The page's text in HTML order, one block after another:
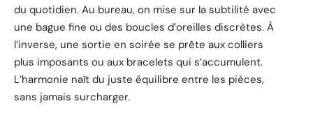
du quotidien. Au bureau, on mise sur la subtilité avec
une bague fine ou des boucles d’oreilles discrètes. À
l’inverse, une sortie en soirée se prête aux colliers
plus imposants ou aux bracelets qui s’accumulent.
L’harmonie naît du juste équilibre entre les pièces,
sans jamais surcharger.